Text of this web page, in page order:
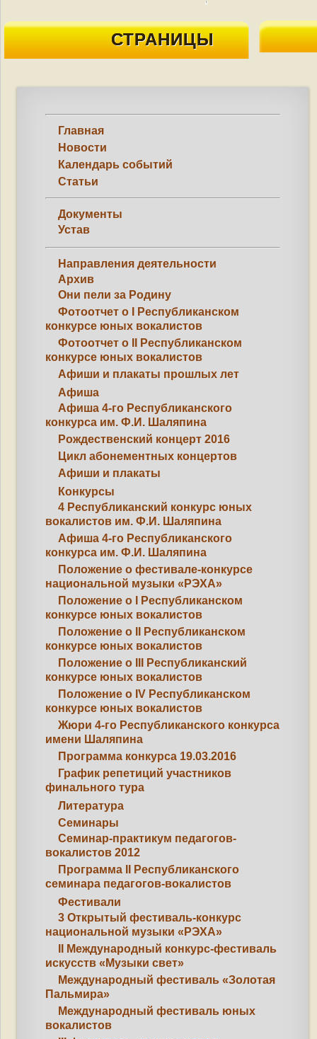
СТРАНИЦЫ
Главная
Новости
Календарь событий
Статьи
Документы
Устав
Направления деятельности
Архив
Они пели за Родину
Фотоотчет о I Республиканском
конкурсе юных вокалистов
Фотоотчет о II Республиканском
конкурсе юных вокалистов
Афиши и плакаты прошлых лет
Афиша
Афиша 4-го Республиканского
конкурса им. Ф.И. Шаляпина
Рождественский концерт 2016
Цикл абонементных концертов
Афиши и плакаты
Конкурсы
4 Республиканский конкурс юных
вокалистов им. Ф.И. Шаляпина
Афиша 4-го Республиканского
конкурса им. Ф.И. Шаляпина
Положение о фестивале-конкурсе
национальной музыки «РЭХА»
Положение о I Республиканском
конкурсе юных вокалистов
Положение о II Республиканском
конкурсе юных вокалистов
Положение о III Республиканский
конкурсе юных вокалистов
Положение о IV Республиканском
конкурсе юных вокалистов
Жюри 4-го Республиканского конкурса
имени Шаляпина
Программа конкурса 19.03.2016
График репетиций участников
финального тура
Литература
Семинары
Семинар-практикум педагогов-
вокалистов 2012
Программа II Республиканского
семинара педагогов-вокалистов
Фестивали
3 Открытый фестиваль-конкурс
национальной музыки «РЭХА»
II Международный конкурс-фестиваль
искусств «Музыки свет»
Международный фестиваль «Золотая
Пальмира»
Международный фестиваль юных
вокалистов